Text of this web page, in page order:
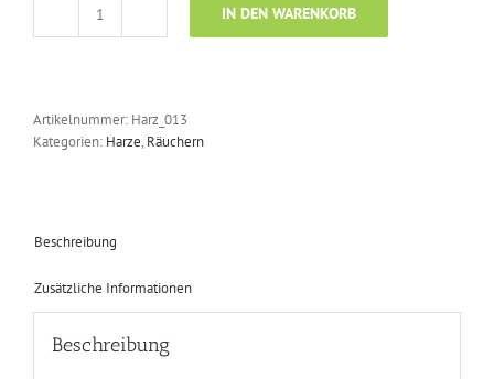
Copal
IN DEN WARENKORB
Artikelnummer: Harz_013
Kategorien: Harze, Räuchern
Beschreibung
Zusätzliche Informationen
Beschreibung